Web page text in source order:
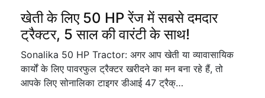
खेती के लिए 50 HP रेंज में सबसे दमदार
ट्रैक्टर, 5 साल की वारंटी के साथ!
Sonalika 50 HP Tractor: अगर आप खेती या व्यावासायिक
कार्यों के लिए पावरफुल ट्रैक्टर खरीदने का मन बना रहे हैं, तो
आपके लिए सोनालिका टाइगर डीआई 47 ट्रैक्…